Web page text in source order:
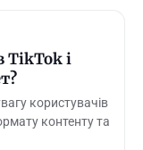
TikTok і
користувачів
контенту та